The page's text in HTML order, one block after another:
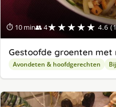
⏱ 10 min👥 4★★★★★ 4.6
Gestoofde groenten
Avondeten & hoofdgerechten